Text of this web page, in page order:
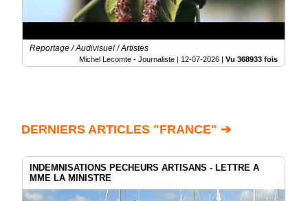
Reportage / Audivisuel / Artistes
Michel Lecomte - Journaliste | 12-07-2026 | Vu 368933 fois
DERNIERS ARTICLES "FRANCE" ➔
INDEMNISATIONS PECHEURS ARTISANS - LETTRE A
MME LA MINISTRE